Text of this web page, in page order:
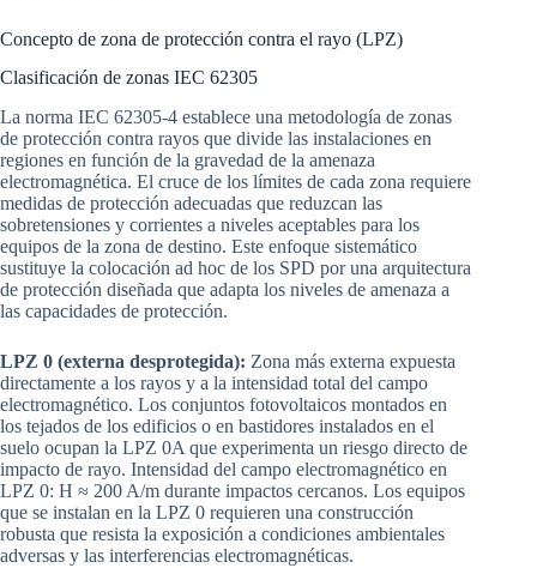
Concepto de zona de protección contra el rayo (LPZ)
Clasificación de zonas IEC 62305
La norma IEC 62305-4 establece una metodología de zonas
de protección contra rayos que divide las instalaciones en
regiones en función de la gravedad de la amenaza
electromagnética. El cruce de los límites de cada zona requiere
medidas de protección adecuadas que reduzcan las
sobretensiones y corrientes a niveles aceptables para los
equipos de la zona de destino. Este enfoque sistemático
sustituye la colocación ad hoc de los SPD por una arquitectura
de protección diseñada que adapta los niveles de amenaza a
las capacidades de protección.
LPZ 0 (externa desprotegida): Zona más externa expuesta
directamente a los rayos y a la intensidad total del campo
electromagnético. Los conjuntos fotovoltaicos montados en
los tejados de los edificios o en bastidores instalados en el
suelo ocupan la LPZ 0A que experimenta un riesgo directo de
impacto de rayo. Intensidad del campo electromagnético en
LPZ 0: H ≈ 200 A/m durante impactos cercanos. Los equipos
que se instalan en la LPZ 0 requieren una construcción
robusta que resista la exposición a condiciones ambientales
adversas y las interferencias electromagnéticas.